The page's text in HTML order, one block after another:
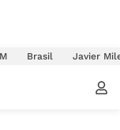
Brasil Javier